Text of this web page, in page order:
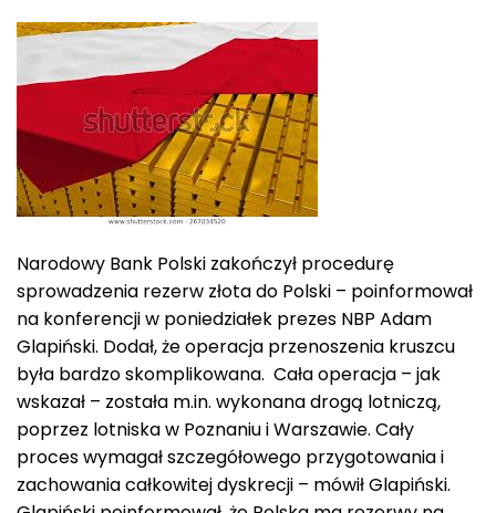
Narodowy Bank Polski zakończył procedurę
sprowadzenia rezerw złota do Polski – poinformował
na konferencji w poniedziałek prezes NBP Adam
Glapiński. Dodał, że operacja przenoszenia kruszcu
była bardzo skomplikowana. Cała operacja – jak
wskazał – została m.in. wykonana drogą lotniczą,
poprzez lotniska w Poznaniu i Warszawie. Cały
proces wymagał szczegółowego przygotowania i
zachowania całkowitej dyskrecji – mówił Glapiński.